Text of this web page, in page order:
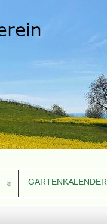
GARTENKALENDER